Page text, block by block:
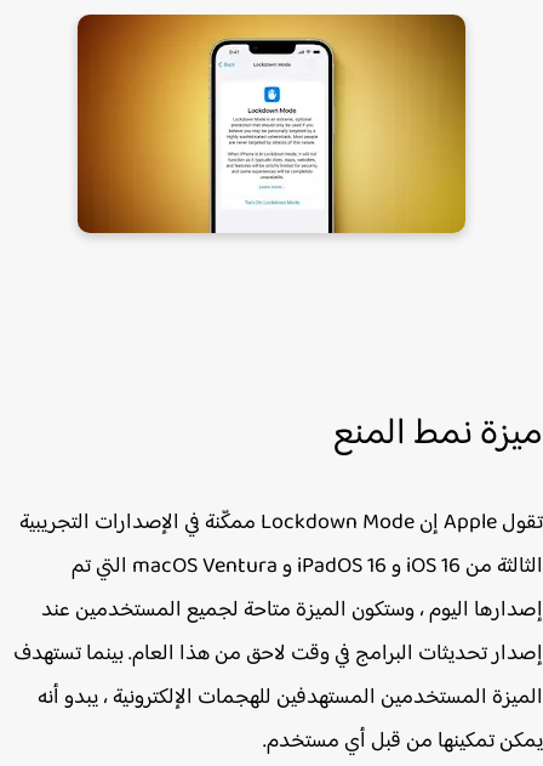
نمط المنع
تقول Apple إن Lockdown Mode ممكّنة في الإصدارات التجريبية
الثالثة من iOS 16 و iPadOS 16 و macOS Ventura التي تم
اليوم ، وستكون الميزة متاحة لجميع المستخدمين عند
تحديثات البرامج في وقت لاحق من هذا العام. بينما تستهدف
المستخدمين المستهدفين للهجمات الإلكترونية ، يبدو أنه
تمكينها من قبل أي مستخدم.